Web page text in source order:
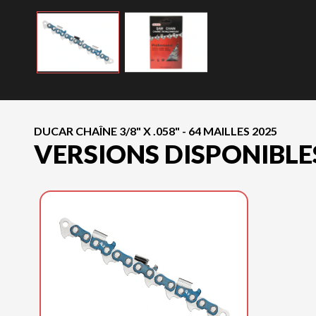
DUCAR CHAÎNE 3/8" X .058" - 64 MAILLES 2025
VERSIONS